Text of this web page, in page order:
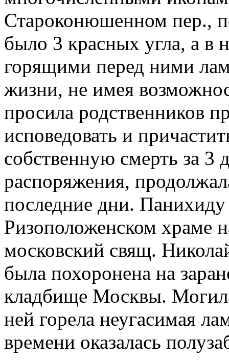
Староконюшенном пер.,
было 3 красных угла, а в
горящими перед ними
жизни, не имея
просила родственников
исповедовать и
собственную смерть за 3
распоряжения,
последние дни.
Ризоположенском храме
московский свящ.
была похоронена на
кладбище Москвы.
ней горела неугасимая
времени оказалась